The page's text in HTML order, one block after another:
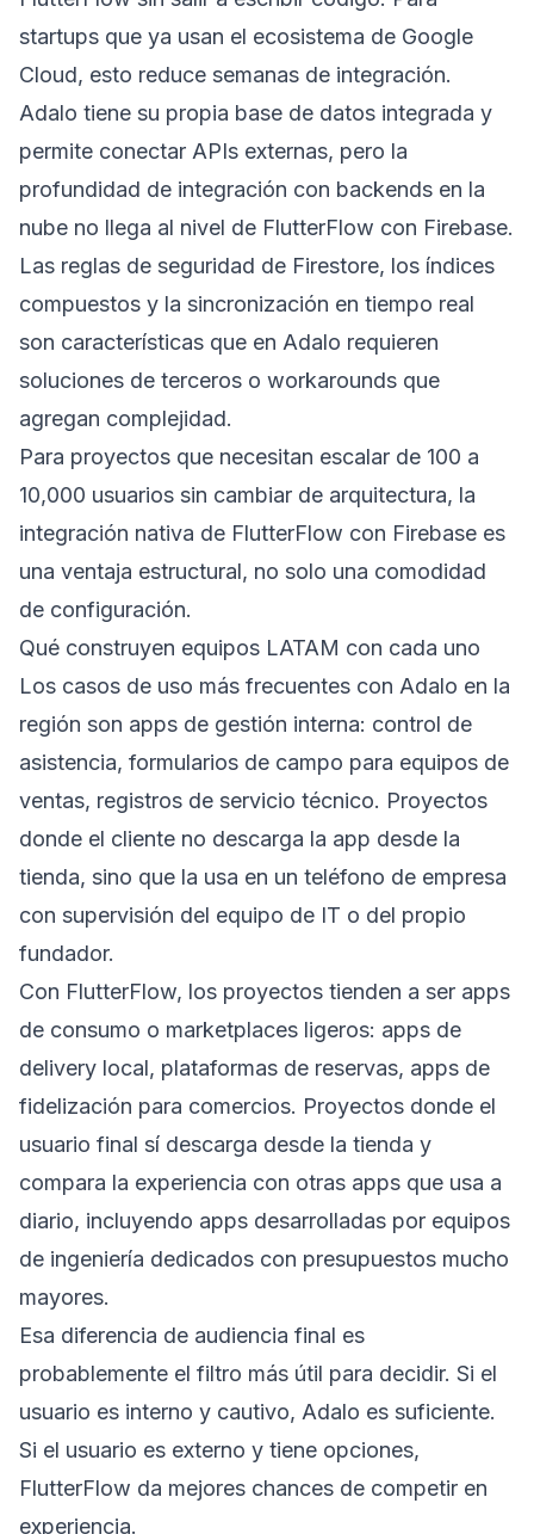
startups que ya usan el ecosistema de Google
Cloud, esto reduce semanas de integración.
Adalo tiene su propia base de datos integrada y
permite conectar APIs externas, pero la
profundidad de integración con backends en la
nube no llega al nivel de FlutterFlow con Firebase.
Las reglas de seguridad de Firestore, los índices
compuestos y la sincronización en tiempo real
son características que en Adalo requieren
soluciones de terceros o workarounds que
agregan complejidad.
Para proyectos que necesitan escalar de 100 a
10,000 usuarios sin cambiar de arquitectura, la
integración nativa de FlutterFlow con Firebase es
una ventaja estructural, no solo una comodidad
de configuración.
Qué construyen equipos LATAM con cada uno
Los casos de uso más frecuentes con Adalo en la
región son apps de gestión interna: control de
asistencia, formularios de campo para equipos de
ventas, registros de servicio técnico. Proyectos
donde el cliente no descarga la app desde la
tienda, sino que la usa en un teléfono de empresa
con supervisión del equipo de IT o del propio
fundador.
Con FlutterFlow, los proyectos tienden a ser apps
de consumo o marketplaces ligeros: apps de
delivery local, plataformas de reservas, apps de
fidelización para comercios. Proyectos donde el
usuario final sí descarga desde la tienda y
compara la experiencia con otras apps que usa a
diario, incluyendo apps desarrolladas por equipos
de ingeniería dedicados con presupuestos mucho
mayores.
Esa diferencia de audiencia final es
probablemente el filtro más útil para decidir. Si el
usuario es interno y cautivo, Adalo es suficiente.
Si el usuario es externo y tiene opciones,
FlutterFlow da mejores chances de competir en
experiencia.